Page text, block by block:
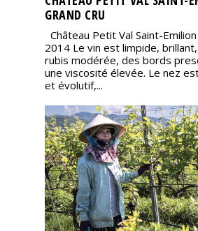
GRAND CRU
Château Petit Val Saint-
2014 Le vin est limpide,
rubis modérée, des bords
une viscosité élevée. Le nez
et évolutif,...